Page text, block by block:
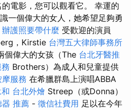
電影，您可以觀看它。 幸運的
一個偉大的女人，她希望足夠勇
辦護照要帶什麼 受歡迎的演員
，Kirstie 台灣五大律師事務所
個偉大的女孩（The 台北牙醫推
Brothers）為成人和兒童提供
服務 在希臘群島上演唱ABBA
台北外燴 Streep（或Donna）
器 推薦 - 徵信社費用 足以在今年